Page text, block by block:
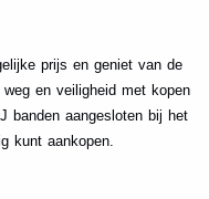
prijs en geniet van de
en veiligheid met kopen
banden aangesloten bij het
kunt aankopen.